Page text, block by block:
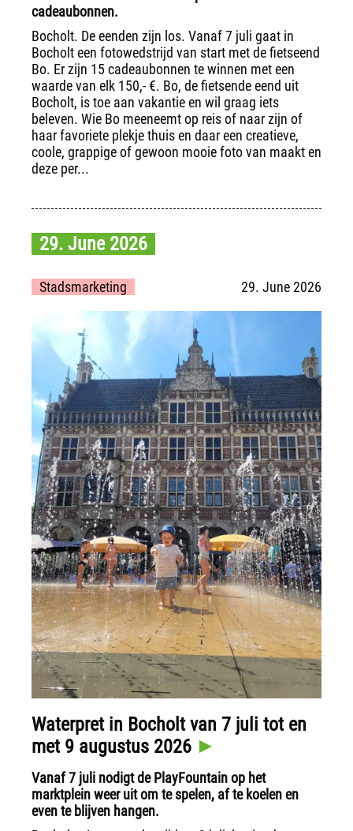
cadeaubonnen.
Bocholt. De eenden zijn los. Vanaf 7 juli gaat in
Bocholt een fotowedstrijd van start met de fietseend
Bo. Er zijn 15 cadeaubonnen te winnen met een
waarde van elk 150,- €. Bo, de fietsende eend uit
Bocholt, is toe aan vakantie en wil graag iets
beleven. Wie Bo meeneemt op reis of naar zijn of
haar favoriete plekje thuis en daar een creatieve,
coole, grappige of gewoon mooie foto van maakt en
deze per...
29. June 2026
Stadsmarketing 29. June 2026
Waterpret in Bocholt van 7 juli tot en
met 9 augustus 2026
Vanaf 7 juli nodigt de PlayFountain op het
marktplein weer uit om te spelen, af te koelen en
even te blijven hangen.